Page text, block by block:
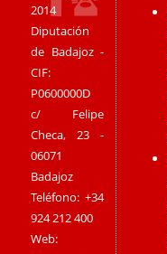
2014
Diputación
de Badajoz -
CIF:
P0600000D
c/ Felipe
Checa, 23 -
06071
Badajoz
Teléfono: +34
924 212 400
Web: